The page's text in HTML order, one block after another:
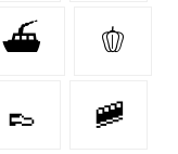
⛴ 🫑
👞 🚞